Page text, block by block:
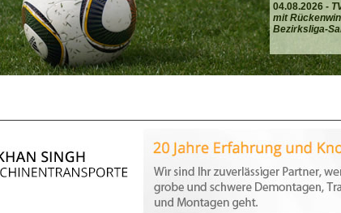
04.08.2026 -
mit
Bezirksliga-